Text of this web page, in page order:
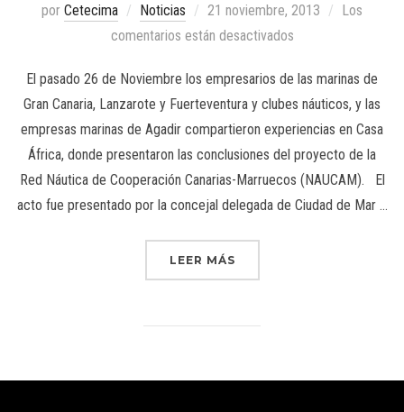
por Cetecima Noticias 21 noviembre, 2013
Los
comentarios están desactivados
El pasado 26 de Noviembre los empresarios de las marinas de
Gran Canaria, Lanzarote y Fuerteventura y clubes náuticos, y las
empresas marinas de Agadir compartieron experiencias en Casa
África, donde presentaron las conclusiones del proyecto de la
Red Náutica de Cooperación Canarias-Marruecos (NAUCAM). El
acto fue presentado por la concejal delegada de Ciudad de Mar …
LEER MÁS